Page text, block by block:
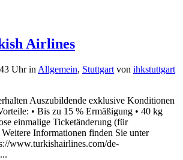
Airlines
Uhrin Allgemein, Stuttgart von ihkstuttgart
Auszubildende exklusive Konditionen
• Bis zu 15 % Ermäßigung • 40 kg
einmalige Ticketänderung (für
Informationen finden Sie unter
www.turkishairlines.com/de-